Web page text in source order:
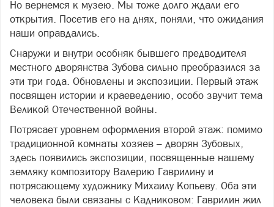
Но вернемся к музею. Мы тоже долго ждали его
открытия. Посетив его на днях, поняли, что ожидания
наши оправдались.
Снаружи и внутри особняк бывшего предводителя
местного дворянства Зубова сильно преобразился за
эти три года. Обновлены и экспозиции. Первый этаж
посвящен истории и краеведению, особо звучит тема
Великой Отечественной войны.
Потрясает уровнем оформления второй этаж: помимо
традиционной комнаты хозяев – дворян Зубовых,
здесь появились экспозиции, посвященные нашему
земляку композитору Валерию Гаврилину и
потрясающему художнику Михаилу Копьеву. Оба эти
человека были связаны с Кадниковом: Гаврилин жил